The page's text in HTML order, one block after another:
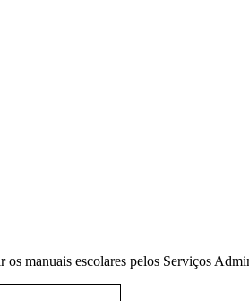
manuais escolares pelos Serviços